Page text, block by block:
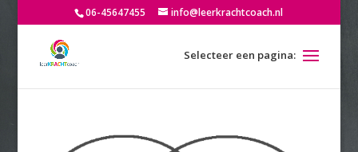
06-45647455 info@leerkrachtcoach.nl